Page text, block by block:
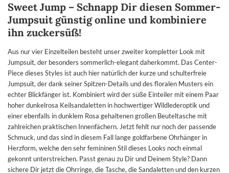
Sweet Jump – Schnapp Dir diesen Sommer-
Jumpsuit günstig online und kombiniere
ihn zuckersüß!
Aus nur vier Einzelteilen besteht unser zweiter kompletter Look mit
Jumpsuit, der besonders sommerlich-elegant daherkommt. Das Center-
Piece dieses Styles ist auch hier natürlich der kurze und schulterfreie
Jumpsuit, der dank seiner Spitzen-Details und des floralen Musters ein
echter Blickfänger ist. Kombiniert wird der süße Einteiler mit einem Paar
hoher dunkelrosa Keilsandaletten in hochwertiger Wildlederoptik und
einer ebenfalls in dunklem Rosa gehaltenen großen Beuteltasche mit
zahlreichen praktischen Innenfächern. Jetzt fehlt nur noch der passende
Schmuck, und das sind in diesem Fall lange goldfarbene Ohrhänger in
Herzform, welche den sehr femininen Stil dieses Looks noch einmal
gekonnt unterstreichen. Passt genau zu Dir und Deinem Style? Dann
sichere Dir jetzt die Ohrringe, die Tasche, die Sandaletten und den kurzen